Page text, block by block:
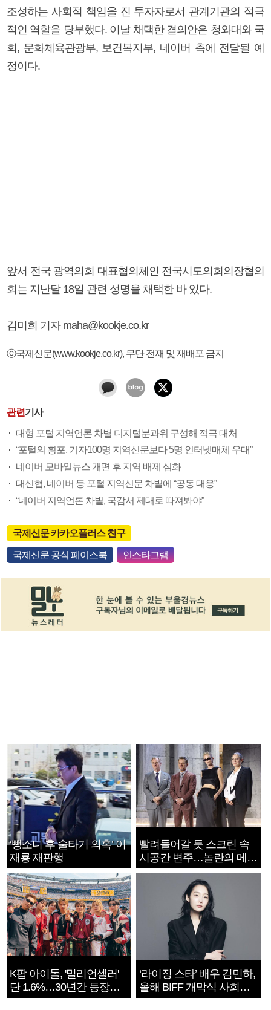
조성하는 사회적 책임을 진 투자자로서 관계기관의 적극
적인 역할을 당부했다. 이날 채택한 결의안은 청와대와 국
회, 문화체육관광부, 보건복지부, 네이버 측에 전달될 예
정이다.
앞서 전국 광역의회 대표협의체인 전국시도의회의장협의
회는 지난달 18일 관련 성명을 채택한 바 있다.
김미희 기자 maha@kookje.co.kr
ⓒ국제신문(www.kookje.co.kr), 무단 전재 및 재배포 금지
관련기사
대형 포털 지역언론 차별 디지털분과위 구성해 적극 대처
“포털의 횡포, 기자100명 지역신문보다 5명 인터넷매체 우대”
네이버 모바일뉴스 개편 후 지역 배제 심화
대신협, 네이버 등 포털 지역신문 차별에 “공동 대응”
“네이버 지역언론 차별, 국감서 제대로 따져봐야”
국제신문 카카오플러스 친구
국제신문 공식 페이스북 인스타그램
‘뺑소니 후 술타기 의혹’ 이
재룡 재판행
빨려들어갈 듯 스크린 속
시공간 변주…놀란의 메시
지는 ‘전쟁 속죄’
K팝 아이돌, '밀리언셀러'
단 1.6%…30년간 등장
1182개팀 전수조사
‘라이징 스타’ 배우 김민하,
올해 BIFF 개막식 사회자
확정